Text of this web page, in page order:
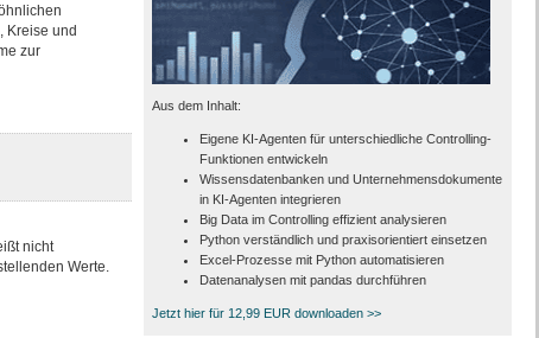
Kreise und
zur
nicht
Werte.
Aus dem Inhalt:
Eigene KI-Agenten für unterschiedliche Controlling-
Funktionen entwickeln
Wissensdatenbanken und Unternehmensdokumente
in KI-Agenten integrieren
Big Data im Controlling effizient analysieren
Python verständlich und praxisorientiert einsetzen
Excel-Prozesse mit Python automatisieren
Datenanalysen mit pandas durchführen
Jetzt hier für 12,99 EUR downloaden >>